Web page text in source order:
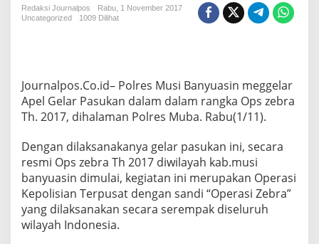
R
O
p
Z
b
r
a
P
o
l
Redaksi Journalpos
Rabu, 1 November 2017
Uncategorized
1009 Dilihat
Journalpos.Co.id– Polres Musi Banyuasin meggelar
Apel Gelar Pasukan dalam dalam rangka Ops zebra
Th. 2017, dihalaman Polres Muba. Rabu(1/11).
Dengan dilaksanakanya gelar pasukan ini, secara
resmi Ops zebra Th 2017 diwilayah kab.musi
banyuasin dimulai, kegiatan ini merupakan Operasi
Kepolisian Terpusat dengan sandi “Operasi Zebra”
yang dilaksanakan secara serempak diseluruh
wilayah Indonesia.